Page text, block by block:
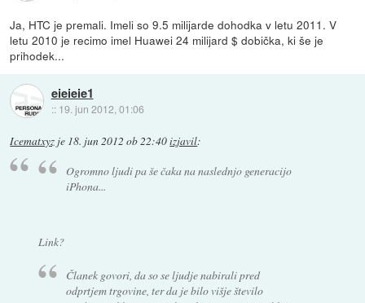
Ja, HTC je premali. Imeli so 9.5 milijarde dohodka v letu 2011. V
letu 2010 je recimo imel Huawei 24 milijard $ dobička, ki še je
prihodek...
eieieie1
:: 19. jun 2012, 01:06
Icematxyz je 18. jun 2012 ob 22:40izjavil:
Ogromno ljudi pa še čaka na naslednjo generacijo
iPhona...
Link?
Članek govori, da so se ljudje nabirali pred
odprtjem trgovine, ter da je bilo višje število